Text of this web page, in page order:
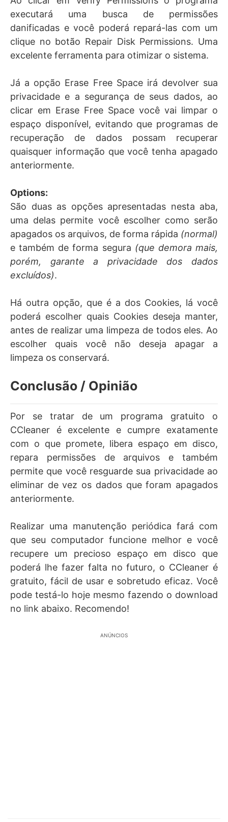
executará uma busca de permissões
danificadas e você poderá repará-las com um
clique no botão Repair Disk Permissions. Uma
excelente ferramenta para otimizar o sistema.
Já a opção Erase Free Space irá devolver sua
privacidade e a segurança de seus dados, ao
clicar em Erase Free Space você vai limpar o
espaço disponível, evitando que programas de
recuperação de dados possam recuperar
quaisquer informação que você tenha apagado
anteriormente.
Options:
São duas as opções apresentadas nesta aba,
uma delas permite você escolher como serão
apagados os arquivos, de forma rápida (normal)
e também de forma segura (que demora mais,
porém, garante a privacidade dos dados
excluídos).
Há outra opção, que é a dos Cookies, lá você
poderá escolher quais Cookies deseja manter,
antes de realizar uma limpeza de todos eles. Ao
escolher quais você não deseja apagar a
limpeza os conservará.
Conclusão / Opinião
Por se tratar de um programa gratuito o
CCleaner é excelente e cumpre exatamente
com o que promete, libera espaço em disco,
repara permissões de arquivos e também
permite que você resguarde sua privacidade ao
eliminar de vez os dados que foram apagados
anteriormente.
Realizar uma manutenção periódica fará com
que seu computador funcione melhor e você
recupere um precioso espaço em disco que
poderá lhe fazer falta no futuro, o CCleaner é
gratuito, fácil de usar e sobretudo eficaz. Você
pode testá-lo hoje mesmo fazendo o download
no link abaixo. Recomendo!
ANÚNCIOS